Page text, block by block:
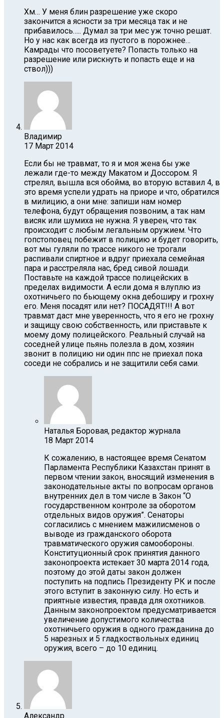
Хм… У меня блин разрешение уже скоро
закончится а ясности за три месяца так и не
прибавилось….. Думал за три мес уж точно решат.
Но у нас как всегда из пустого в порожнее…
Камрады что посоветуете? Попасть только на
разрешение или рискнуть и попасть еще и на
ствол)))
Владимир
17 Март 2014
Если бы не травмат, то я и моя жена бы уже
лежали где-то между Макатом и Доссором. Я
стрелял, вышла вся обойма, во вторую вставил 4, в
это время успели удрать на приоре и что, обратился
в милицию, а они мне: запиши нам номер
телефона, будут обращения позвоним, а так нам
висяк или шумиха не нужна. Я уверен, что так
происходит с любым легальным оружием. Что
гопстоповец побежит в полицию и будет говорить,
вот мы гуляли по трассе никого не трогали
распивали спиртное и вдруг приехала семейная
пара и расстреляла нас, бред сивой лошади.
Поставьте на каждой трассе полицейских в
пределах видимости. А если дома я влуплю из
охотничьего по бьющему окна дебоширу и грохну
его. Меня посадят или нет? ПОСАДЯТ!!! А вот
травмат даст мне уверенность, что я его не грохну
и защищу свою собственность, или приставьте к
моему дому полицейского. Реальный случай на
соседней улице пьянь полезла в дом, хозяин
звонит в полицию ни один ппс не приехал пока
соседи не собрались и не защитили себя сами.
Наталья Боровая, редактор журнала
18 Март 2014
К сожалению, в настоящее время Сенатом
Парламента Республики Казахстан принят в
первом чтении закон, вносящий изменения в
законодательные акты по вопросам органов
внутренних дел в том числе в Закон “О
государственном контроле за оборотом
отдельных видов оружия”. Сенаторы
согласились с мнением мажилисменов о
выводе из гражданского оборота
травматического оружия самообороны.
Конституционный срок принятия данного
законопроекта истекает 30 марта 2014 года,
поэтому до этой даты закон должен
поступить на подпись Президенту РК и после
этого вступит в законную силу. Но есть и
приятные известия, правда для охотников.
Данным законопроектом предусматривается
увеличение допустимого количества
охотничьего оружия в одного гражданина до
5 нарезных и 5 гладкоствольных единиц
оружия, всего – до 10 единиц.
Александр